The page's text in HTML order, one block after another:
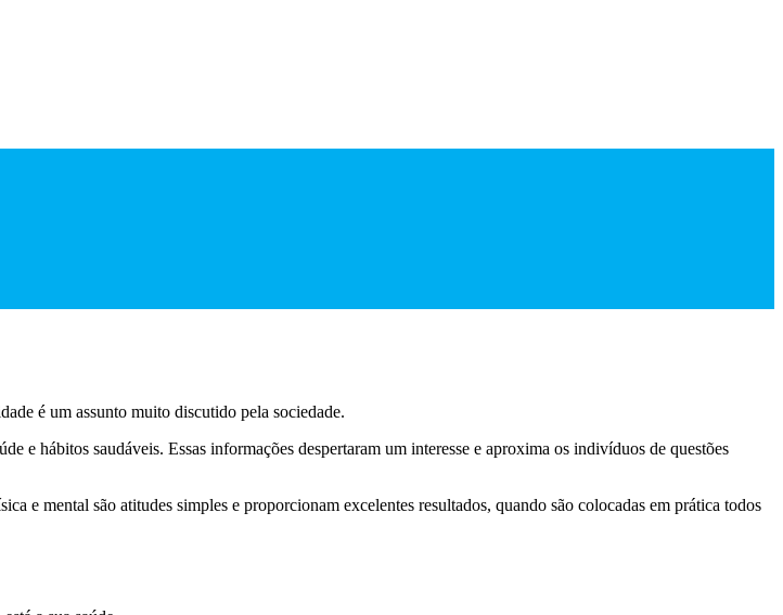
é um assunto muito discutido pela sociedade.
e hábitos saudáveis. Essas informações despertaram um interesse e aproxima os indivíduos de questões
e mental são atitudes simples e proporcionam excelentes resultados, quando são colocadas em prática todos